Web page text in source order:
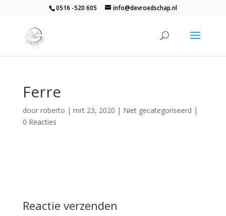
0516 -520 605 info@devroedschap.nl
Ferre
door roberto | mrt 23, 2020 | Niet gecategoriseerd |
0 Reacties
Reactie verzenden